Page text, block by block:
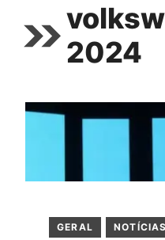
2024
GERAL NOTÍCIAS